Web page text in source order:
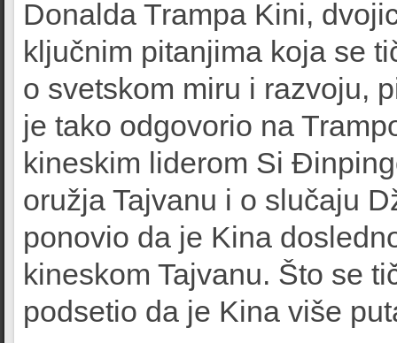
Donalda Trampa Kini,
ključnim pitanjima koja se
o svetskom miru i razvoju,
je tako odgovorio na
kineskim liderom Si
oružja Tajvanu i o slučaju
ponovio da je Kina
kineskom Tajvanu. Što se
podsetio da je Kina više